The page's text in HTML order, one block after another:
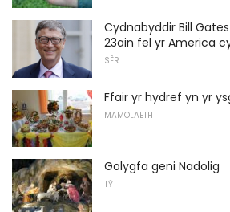
Cydnabyddir Bill
23ain fel yr America
SÊR
Ffair yr hydref yn yr
MAMOLAETH
Golygfa geni Nadolig
TŶ